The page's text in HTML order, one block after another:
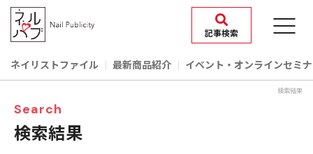
記事検索
ネイリストファイル 最新商品紹介 イベント‧オンラインセミ
検索結果
Search
検索結果